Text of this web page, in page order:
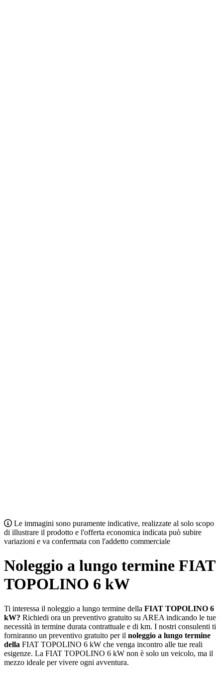
Le immagini sono puramente indicative, realizzate al solo scopo
di illustrare il prodotto e l'offerta economica indicata può subire
variazioni e va confermata con l'addetto commerciale
Noleggio a lungo termine FIAT
TOPOLINO 6 kW
Ti interessa il noleggio a lungo termine della FIAT TOPOLINO 6
kW? Richiedi ora un preventivo gratuito su AREA indicando le tue
necessità in termine durata contrattuale e di km. I nostri consulenti ti
forniranno un preventivo gratuito per il noleggio a lungo termine
della FIAT TOPOLINO 6 kW che venga incontro alle tue reali
esigenze. La FIAT TOPOLINO 6 kW non è solo un veicolo, ma il
mezzo ideale per vivere ogni avventura.